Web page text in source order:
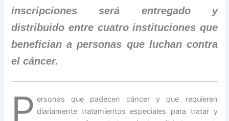
inscripciones será entregado y
distribuido entre cuatro instituciones que
benefician a personas que luchan contra
el cáncer.
P ersonas que padecen cáncer y que requieren
diariamente tratamientos especiales para tratar y